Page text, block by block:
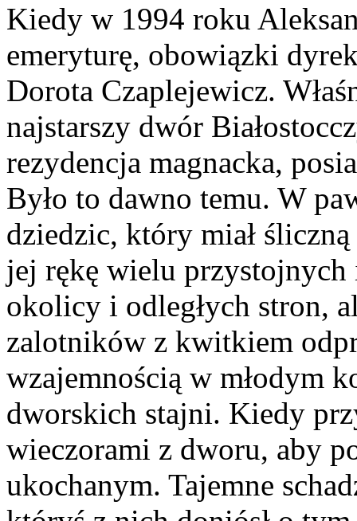
Kiedy w 1994 roku
emeryturę, obowiązki
Dorota Czaplejewicz.
najstarszy dwór
rezydencja magnacka,
Było to dawno temu. W
dziedzic, który miał
jej rękę wielu przystojnych
okolicy i odległych stron,
zalotników z kwitkiem
wzajemnością w młodym
dworskich stajni. Kiedy
wieczorami z dworu, aby
ukochanym. Tajemne